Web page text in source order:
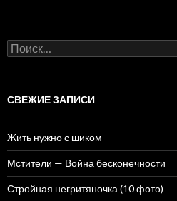
Н
а
и
СВЕЖИЕ ЗАПИСИ
Жить нужно с шиком
Мстители — Война бесконечности
Стройная негритяночка (10 фото)